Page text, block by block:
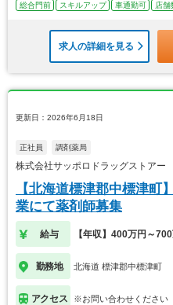
総合門前
スキルアップ 車通勤可 店舗
求人の詳細を見る
更新日：2026年6月18日
正社員 調剤薬局
株式会社サッポロドラッグストア
【北海道標津郡中標津
業にて薬剤師募集
給与 【年収】400万円～
勤務地 北海道 標津郡中標津町
アクセス ※お問い合わせください